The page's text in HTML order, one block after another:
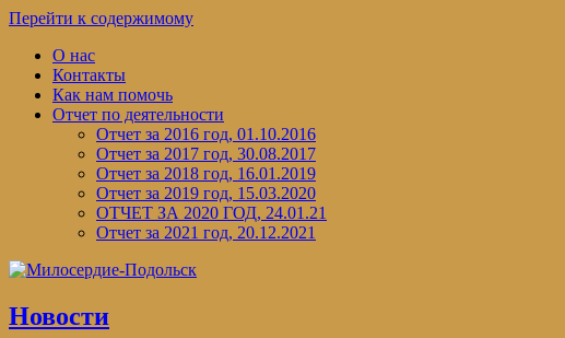
Перейти к содержимому
О нас
Контакты
Как нам помочь
Отчет по деятельности
Отчет за 2016 год, 01.10.2016
Отчет за 2017 год, 30.08.2017
Отчет за 2018 год, 16.01.2019
Отчет за 2019 год, 15.03.2020
ОТЧЕТ ЗА 2020 ГОД, 24.01.21
Отчет за 2021 год, 20.12.2021
Новости